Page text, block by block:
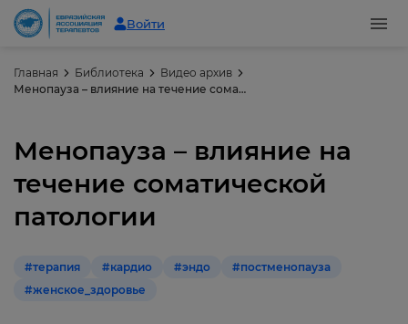
Войти
Главная Библиотека
Видео архив
Менопауза – влияние на течение соматической патологии
Менопауза – влияние на
течение соматической
патологии
#терапия #кардио #эндо
#постменопауза
#женское_здоровье